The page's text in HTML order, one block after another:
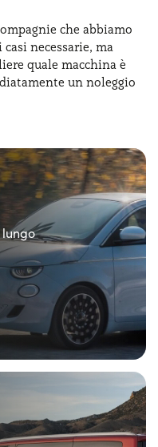
che abbiamo
necessarie, ma
quale macchina è
un noleggio